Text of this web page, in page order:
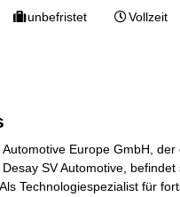
unbefristet Vollzeit
Automotive Europe GmbH,
SV Automotive, befindet
Technologiespezialist für